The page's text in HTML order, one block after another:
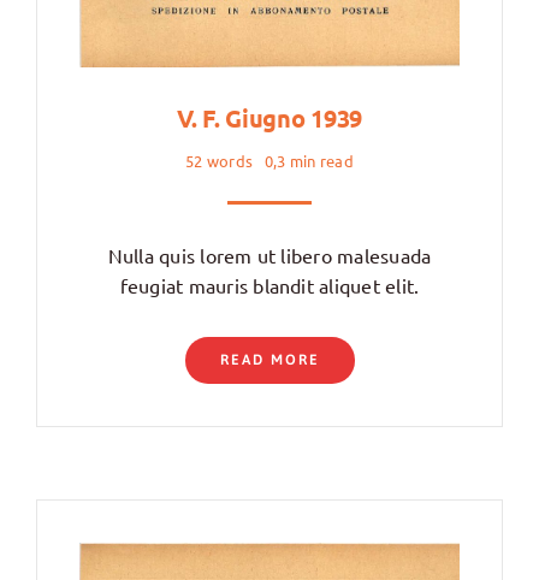
V. F. Giugno 1939
52 words 0,3 min read
Nulla quis lorem ut libero malesuada
feugiat mauris blandit aliquet elit.
READ MORE